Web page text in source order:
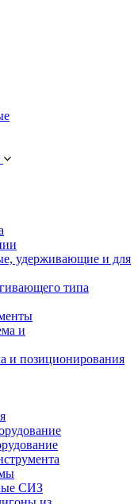
удерживающие и для
типа
и
и позиционирования
СИЗ